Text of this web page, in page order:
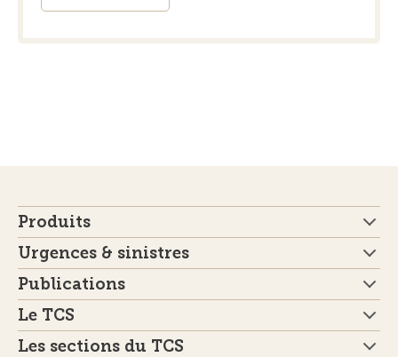
Produits
Urgences & sinistres
Publications
Le TCS
Les sections du TCS